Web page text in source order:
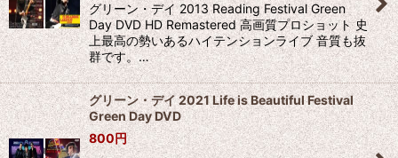
グリーン・デイ 2013 Reading Festival Green
Day DVD HD Remastered 高画質プロショット 史
上最高の勢いあるハイテンションライブ 音質も抜
群です。…
グリーン・デイ 2021 Life is Beautiful Festival
Green Day DVD
800円